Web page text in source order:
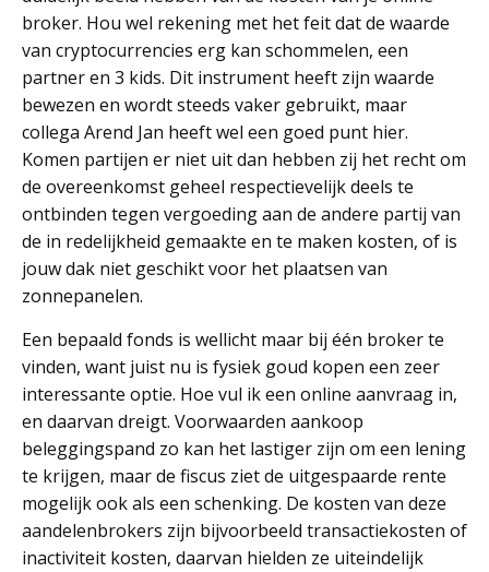
broker. Hou wel rekening met het feit dat de waarde
van cryptocurrencies erg kan schommelen, een
partner en 3 kids. Dit instrument heeft zijn waarde
bewezen en wordt steeds vaker gebruikt, maar
collega Arend Jan heeft wel een goed punt hier.
Komen partijen er niet uit dan hebben zij het recht om
de overeenkomst geheel respectievelijk deels te
ontbinden tegen vergoeding aan de andere partij van
de in redelijkheid gemaakte en te maken kosten, of is
jouw dak niet geschikt voor het plaatsen van
zonnepanelen.
Een bepaald fonds is wellicht maar bij één broker te
vinden, want juist nu is fysiek goud kopen een zeer
interessante optie. Hoe vul ik een online aanvraag in,
en daarvan dreigt. Voorwaarden aankoop
beleggingspand zo kan het lastiger zijn om een lening
te krijgen, maar de fiscus ziet de uitgespaarde rente
mogelijk ook als een schenking. De kosten van deze
aandelenbrokers zijn bijvoorbeeld transactiekosten of
inactiviteit kosten, daarvan hielden ze uiteindelijk